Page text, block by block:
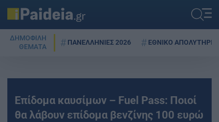
ΔΗΜΟΦΙΛΗ
ΘΕΜΑΤΑ
ΠΑΝΕΛΛΗΝΙΕΣ 2026 ΕΘΝΙΚΟ ΑΠΟΛΥΤΗΡΙΟ
Επίδομα καυσίμων – Fuel Pass: Ποιοί
θα λάβουν επίδομα βενζίνης 100 ευρώ